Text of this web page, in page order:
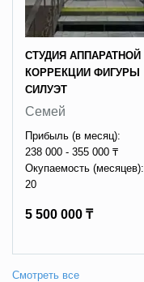
СТУДИЯ АППАРАТНОЙ
КОРРЕКЦИИ ФИГУРЫ
СИЛУЭТ
Семей
Прибыль (в месяц):
238 000 - 355 000 ₸
Окупаемость (месяцев):
20
5 500 000 ₸